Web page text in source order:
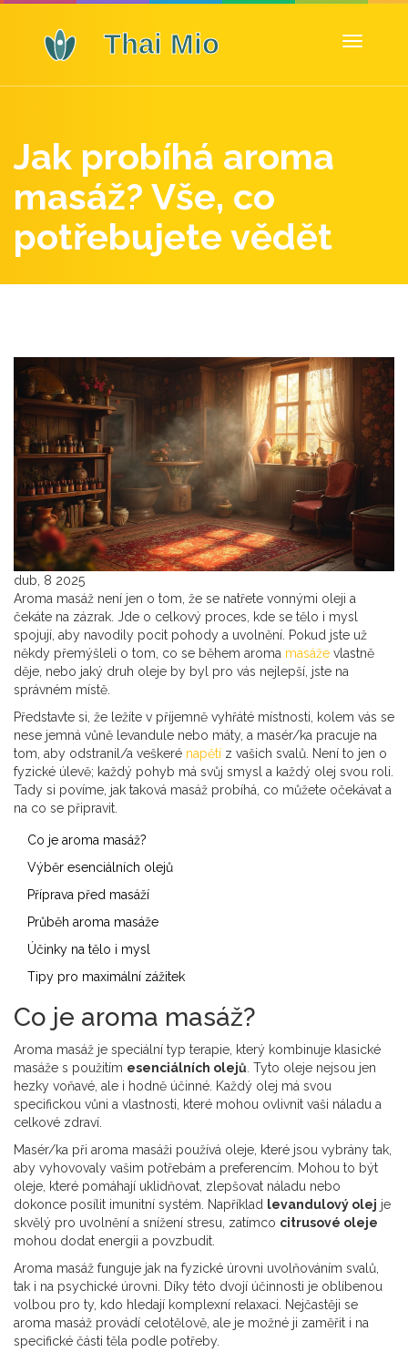
Zobrazit
Jak probíhá aroma
masáž? Vše, co
potřebujete vědět
dub, 8 2025
Aroma masáž není jen o tom, že se natřete vonnými oleji a
čekáte na zázrak. Jde o celkový proces, kde se tělo i mysl
spojují, aby navodily pocit pohody a uvolnění. Pokud jste už
někdy přemýšleli o tom, co se během aroma masáže vlastně
děje, nebo jaký druh oleje by byl pro vás nejlepší, jste na
správném místě.
Představte si, že ležíte v příjemně vyhřáté místnosti, kolem vás se
nese jemná vůně levandule nebo máty, a masér/ka pracuje na
tom, aby odstranil/a veškeré napětí z vašich svalů. Není to jen o
fyzické úlevě; každý pohyb má svůj smysl a každý olej svou roli.
Tady si povíme, jak taková masáž probíhá, co můžete očekávat a
na co se připravit.
Co je aroma masáž?
Výběr esenciálních olejů
Příprava před masáží
Průběh aroma masáže
Účinky na tělo i mysl
Tipy pro maximální zážitek
Co je aroma masáž?
Aroma masáž je speciální typ terapie, který kombinuje klasické
masáže s použitím esenciálních olejů . Tyto oleje nejsou jen
hezky voňavé, ale i hodně účinné. Každý olej má svou
specifickou vůni a vlastnosti, které mohou ovlivnit vaši náladu a
celkové zdraví.
Masér/ka při aroma masáži používá oleje, které jsou vybrány tak,
aby vyhovovaly vašim potřebám a preferencím. Mohou to být
oleje, které pomáhají uklidňovat, zlepšovat náladu nebo
dokonce posílit imunitní systém. Například levandulový olej je
skvělý pro uvolnění a snížení stresu, zatímco citrusové oleje
mohou dodat energii a povzbudit.
Aroma masáž funguje jak na fyzické úrovni uvolňováním svalů,
tak i na psychické úrovni. Díky této dvojí účinnosti je oblíbenou
volbou pro ty, kdo hledají komplexní relaxaci. Nejčastěji se
aroma masáž provádí celotělově, ale je možné ji zaměřit i na
specifické části těla podle potřeby.